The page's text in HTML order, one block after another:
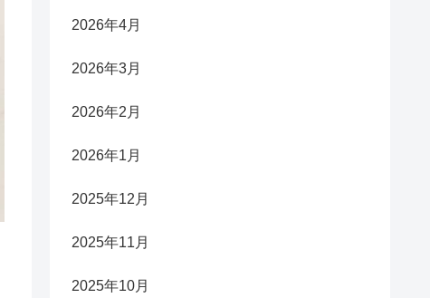
2026年4月
2026年3月
2026年2月
2026年1月
2025年12月
2025年11月
2025年10月